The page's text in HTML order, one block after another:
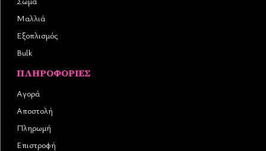
Μαλλιά
Εξοπλισμός
Bulk
ΠΛΗΡΟΦΟΡΊΕΣ
Αγορά
Αποστολή
Πληρωμή
Επιστροφή